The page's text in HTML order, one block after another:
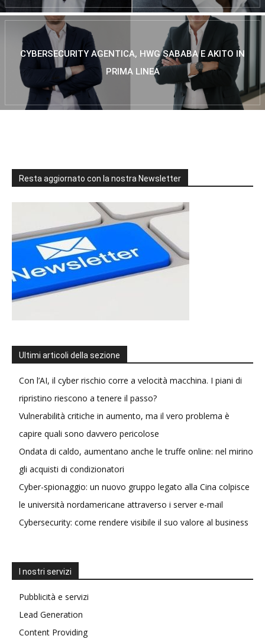
CYBERSECURITY AGENTICA, HWG SABABA E AKITO IN
PRIMA LINEA
Resta aggiornato con la nostra Newsletter
Ultimi articoli della sezione
Con l’AI, il cyber rischio corre a velocità macchina. I piani di
ripristino riescono a tenere il passo?
Vulnerabilità critiche in aumento, ma il vero problema è
capire quali sono davvero pericolose
Ondata di caldo, aumentano anche le truffe online: nel mirino
gli acquisti di condizionatori
Cyber-spionaggio: un nuovo gruppo legato alla Cina colpisce
le università nordamericane attraverso i server e-mail
Cybersecurity: come rendere visibile il suo valore al business
I nostri servizi
Pubblicità e servizi
Lead Generation
Content Providing